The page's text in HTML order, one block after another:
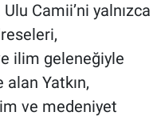
Camii’ni yalnızca
ilim geleneğiyle
Yatkın,
ve medeniyet